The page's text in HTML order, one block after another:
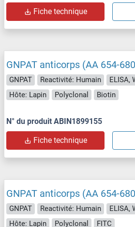
Fiche technique
GNPAT anticorps (AA 654-
GNPAT Reactivité: Humain
ELISA,
Hôte: Lapin
Polyclonal Biotin
N° du produit ABIN1899155
Fiche technique
GNPAT anticorps (AA 654-
GNPAT Reactivité: Humain
ELISA,
Hôte: Lapin
Polyclonal FITC